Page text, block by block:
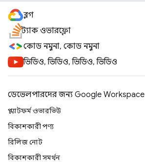
ব্লগ
স্ট্যাক ওভারফ্লো
কোড নমুনা, কোড নমুনা
ভিডিও, ভিডিও, ভিডিও, ভিডিও
ডেভেলপারদের জন্য Google Workspace
প্ল্যাটফর্ম ওভারভিউ
বিকাশকারী পণ্য
রিলিজ নোট
বিকাশকারী সমর্থন